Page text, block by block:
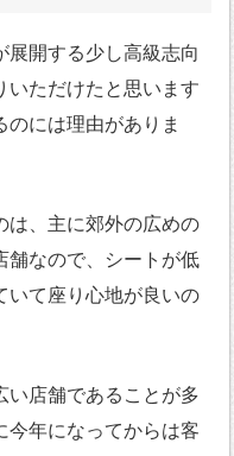
展開する少し高級志向
いただけたと思います
には理由がありま
は、主に郊外の広めの
舗なので、シートが低
いて座り心地が良いの
い店舗であることが多
今年になってからは客